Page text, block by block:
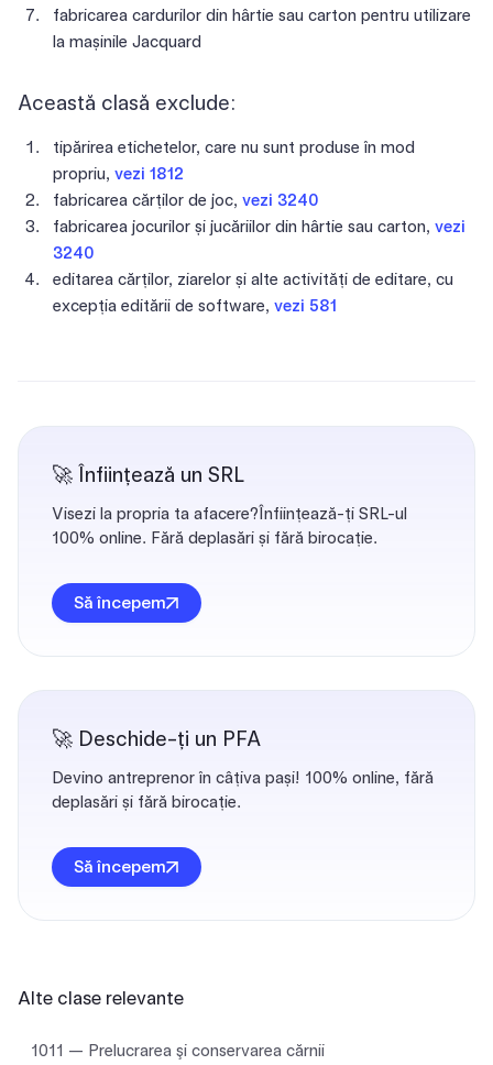
Alte clase relevante
1011 — Prelucrarea şi conservarea cărnii
fabricarea cardurilor din hârtie sau carton pentru utilizare
la mașinile Jacquard
Această clasă exclude:
tipărirea etichetelor, care nu sunt produse în mod
propriu, vezi 1812
fabricarea cărților de joc, vezi 3240
fabricarea jocurilor și jucăriilor din hârtie sau carton, vezi
3240
editarea cărților, ziarelor și alte activități de editare, cu
excepția editării de software, vezi 581
🚀 Înființează un SRL
Visezi la propria ta afacere?Înființează-ți SRL-ul
100% online. Fără deplasări și fără birocație.
Să începem
🚀 Deschide-ți un PFA
Devino antreprenor în câțiva pași! 100% online, fără
deplasări și fără birocație.
Să începem